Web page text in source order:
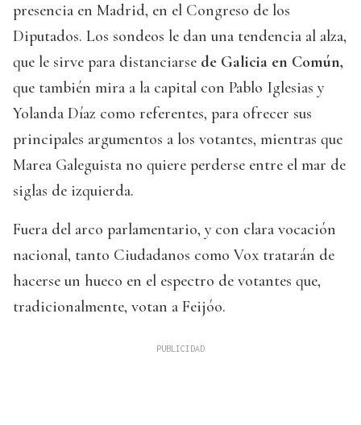
presencia en Madrid, en el Congreso de los
Diputados. Los sondeos le dan una tendencia al alza,
que le sirve para distanciarse de Galicia en Común,
que también mira a la capital con Pablo Iglesias y
Yolanda Díaz como referentes, para ofrecer sus
principales argumentos a los votantes, mientras que
Marea Galeguista no quiere perderse entre el mar de
siglas de izquierda.
Fuera del arco parlamentario, y con clara vocación
nacional, tanto Ciudadanos como Vox tratarán de
hacerse un hueco en el espectro de votantes que,
tradicionalmente, votan a Feijóo.